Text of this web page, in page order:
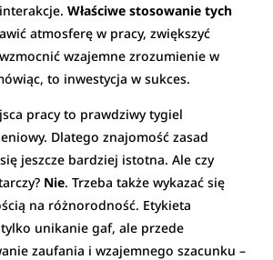
Właściwe stosowanie tych
atmosferę w pracy, zwiększyć
wzajemne zrozumienie w
to inwestycja w sukces.
pracy to prawdziwy tygiel
Dlatego znajomość zasad
jeszcze bardziej istotna. Ale czy
Nie. Trzeba także wykazać się
na różnorodność. Etykieta
unikanie gaf, ale przede
zaufania i wzajemnego szacunku –